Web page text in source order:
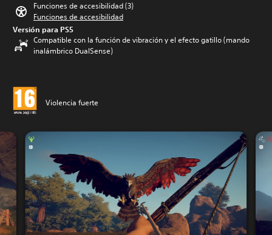
Funciones de accesibilidad (3)
Funciones de accesibilidad
Versión para PS5
Compatible con la función de vibración y el efecto gatillo (mando
inalámbrico DualSense)
Violencia fuerte